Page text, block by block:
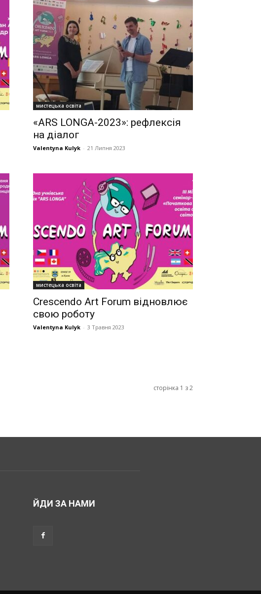
мистецька освіта
«ARS LONGA-2023»: рефлексія
на діалог
Valentyna Kulyk - 21 Липня 2023
мистецька освіта
Crescendo Art Forum відновлює
свою роботу
Valentyna Kulyk - 3 Травня 2023
сторінка 1 з 2
ЙДИ ЗА НАМИ